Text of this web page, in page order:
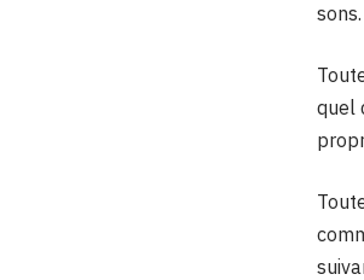
sons.
quel